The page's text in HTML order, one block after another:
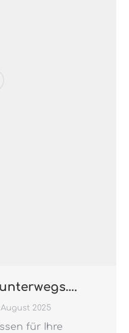
August 2025
für Ihre